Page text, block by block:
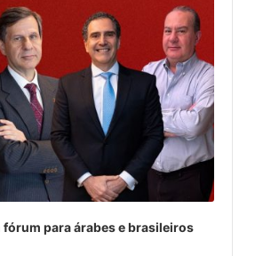
fórum para árabes e brasileiros